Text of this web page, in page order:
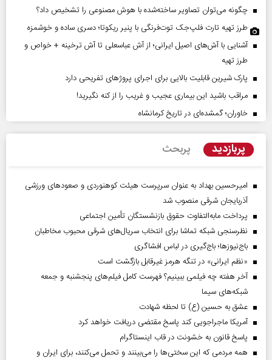
چگونه می‌توان تصاویر ساخته‌شده با هوش مصنوعی را تشخیص داد؟
طرز تهیه تارت فلپ‌جک توت‌فرنگی با پنیر ریکوتا؛ دسری ساده و خوشمزه
آشنایی با آش‌های اصیل ایرانی؛ از آش عباسعلی تا آش ترخینه + خواص و
طرز تهیه
پارک شیرین قابلیت‌ بالایی برای اجرای پروژهای تفریحی دارد
مراقب باشید این بیماری عجیب و غریب را از کنه نگیرید!
خاوران؛ گمشده‌ای در تاریخ کرمانشاه
پربازدید پربحث
امیرحسین بهداد به عنوان سرپرست هیئت کوهنوردی و صعودهای ورزشی
آذربایجان شرقی منصوب شد
پرداخت مابه‌التفاوت حقوق بازنشستگان تأمین اجتماعی
نظرسنجی شبکه تماشا برای انتخاب سریال‌های شرقی محبوب مخاطبان
باج‌نیوزها؛ باج‌گیری در لباس افشاگری
«نظم ایرانی» در تنگه هرمز غیرقابل بازگشت است
آخر هفته چه فیلمی ببینیم؟ فهرست کامل فیلم‌های پنجشنبه و جمعه
شبکه‌های سیما
عشق به حسین (ع) تا لحظه شهادت
آمریکا ماجراجویی کند پاسخ مقتضی دریافت خواهد کرد
پاسخ قانون به خشونت در قاب اینستاگرام
همه مردمی که این سختی‌ها را می‌بینند و تحمل می‌کنند، برای ایران و